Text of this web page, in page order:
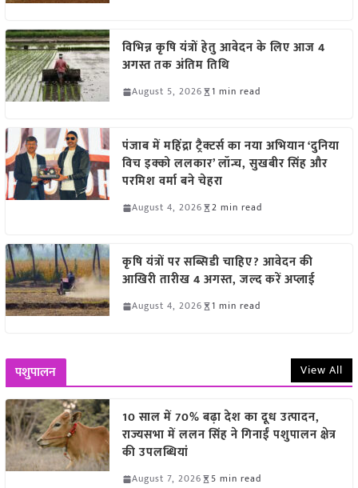
विभिन्न कृषि यंत्रों हेतु आवेदन के लिए आज 4
अगस्त तक अंतिम तिथि
August 5, 2026 1 min read
पंजाब में महिंद्रा ट्रैक्टर्स का नया अभियान ‘दुनिया
विच इक्को ललकार’ लॉन्च, सुखबीर सिंह और
परमिश वर्मा बने चेहरा
August 4, 2026 2 min read
कृषि यंत्रों पर सब्सिडी चाहिए? आवेदन की
आखिरी तारीख 4 अगस्त, जल्द करें अप्लाई
August 4, 2026 1 min read
पशुपालन View All
10 साल में 70% बढ़ा देश का दूध उत्पादन,
राज्यसभा में ललन सिंह ने गिनाईं पशुपालन क्षेत्र
की उपलब्धियां
August 7, 2026 5 min read